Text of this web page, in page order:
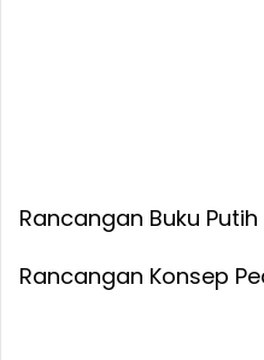
Rancangan Buku
Rancangan Konsep